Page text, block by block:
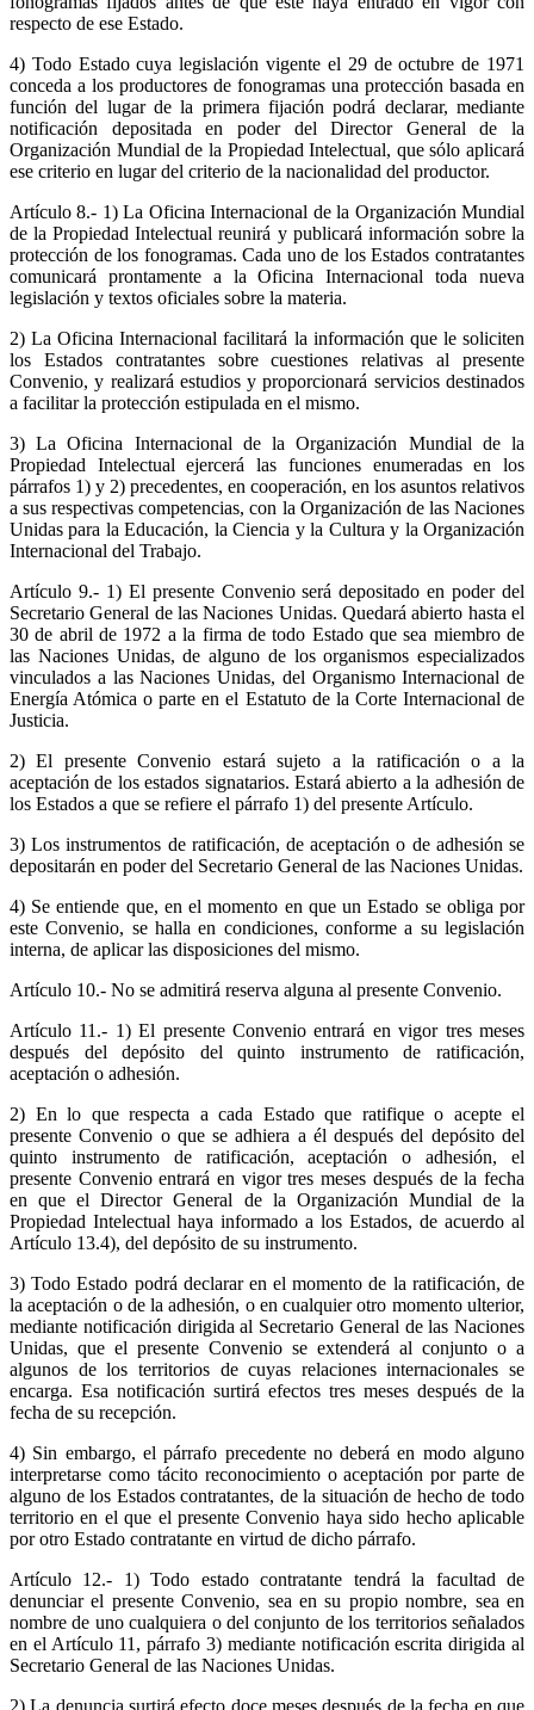
respecto de ese Estado.
4) Todo Estado cuya legislación vigente el 29 de octubre de 1971
conceda a los productores de fonogramas una protección basada en
función del lugar de la primera fijación podrá declarar, mediante
notificación depositada en poder del Director General de la
Organización Mundial de la Propiedad Intelectual, que sólo aplicará
ese criterio en lugar del criterio de la nacionalidad del productor.
Artículo 8.- 1) La Oficina Internacional de la Organización Mundial
de la Propiedad Intelectual reunirá y publicará información sobre la
protección de los fonogramas. Cada uno de los Estados contratantes
comunicará prontamente a la Oficina Internacional toda nueva
legislación y textos oficiales sobre la materia.
2) La Oficina Internacional facilitará la información que le soliciten
los Estados contratantes sobre cuestiones relativas al presente
Convenio, y realizará estudios y proporcionará servicios destinados
a facilitar la protección estipulada en el mismo.
3) La Oficina Internacional de la Organización Mundial de la
Propiedad Intelectual ejercerá las funciones enumeradas en los
párrafos 1) y 2) precedentes, en cooperación, en los asuntos relativos
a sus respectivas competencias, con la Organización de las Naciones
Unidas para la Educación, la Ciencia y la Cultura y la Organización
Internacional del Trabajo.
Artículo 9.- 1) El presente Convenio será depositado en poder del
Secretario General de las Naciones Unidas. Quedará abierto hasta el
30 de abril de 1972 a la firma de todo Estado que sea miembro de
las Naciones Unidas, de alguno de los organismos especializados
vinculados a las Naciones Unidas, del Organismo Internacional de
Energía Atómica o parte en el Estatuto de la Corte Internacional de
Justicia.
2) El presente Convenio estará sujeto a la ratificación o a la
aceptación de los estados signatarios. Estará abierto a la adhesión de
los Estados a que se refiere el párrafo 1) del presente Artículo.
3) Los instrumentos de ratificación, de aceptación o de adhesión se
depositarán en poder del Secretario General de las Naciones Unidas.
4) Se entiende que, en el momento en que un Estado se obliga por
este Convenio, se halla en condiciones, conforme a su legislación
interna, de aplicar las disposiciones del mismo.
Artículo 10.- No se admitirá reserva alguna al presente Convenio.
Artículo 11.- 1) El presente Convenio entrará en vigor tres meses
después del depósito del quinto instrumento de ratificación,
aceptación o adhesión.
2) En lo que respecta a cada Estado que ratifique o acepte el
presente Convenio o que se adhiera a él después del depósito del
quinto instrumento de ratificación, aceptación o adhesión, el
presente Convenio entrará en vigor tres meses después de la fecha
en que el Director General de la Organización Mundial de la
Propiedad Intelectual haya informado a los Estados, de acuerdo al
Artículo 13.4), del depósito de su instrumento.
3) Todo Estado podrá declarar en el momento de la ratificación, de
la aceptación o de la adhesión, o en cualquier otro momento ulterior,
mediante notificación dirigida al Secretario General de las Naciones
Unidas, que el presente Convenio se extenderá al conjunto o a
algunos de los territorios de cuyas relaciones internacionales se
encarga. Esa notificación surtirá efectos tres meses después de la
fecha de su recepción.
4) Sin embargo, el párrafo precedente no deberá en modo alguno
interpretarse como tácito reconocimiento o aceptación por parte de
alguno de los Estados contratantes, de la situación de hecho de todo
territorio en el que el presente Convenio haya sido hecho aplicable
por otro Estado contratante en virtud de dicho párrafo.
Artículo 12.- 1) Todo estado contratante tendrá la facultad de
denunciar el presente Convenio, sea en su propio nombre, sea en
nombre de uno cualquiera o del conjunto de los territorios señalados
en el Artículo 11, párrafo 3) mediante notificación escrita dirigida al
Secretario General de las Naciones Unidas.
2) La denuncia surtirá efecto doce meses después de la fecha en que